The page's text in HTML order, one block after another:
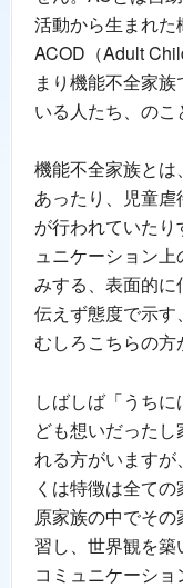
活動から生まれた
ACOD（Adult
まり機能不全家
いる人たち、のこ
機能不全家族と
あったり、児童
が行われていたり
ュニケーション
みする、表面的
伝えず態度で示す
むしろこちらの方
しばしば「うち
ども想いだった
れる方がいます
くは特徴は全て
原家族の中でそ
習し、世界観を
コミュニケーシ